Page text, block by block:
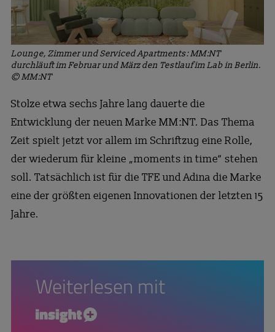
Lounge, Zimmer und Serviced Apartments: MM:NT
durchläuft im Februar und März den Testlauf im Lab in Berlin.
© MM:NT
Stolze etwa sechs Jahre lang dauerte die
Entwicklung der neuen Marke MM:NT. Das Thema
Zeit spielt jetzt vor allem im Schriftzug eine Rolle,
der wiederum für kleine „moments in time“ stehen
soll. Tatsächlich ist für die TFE und Adina die Marke
eine der größten eigenen Innovationen der letzten 15
Jahre.
Weiterlesen mit
insight+